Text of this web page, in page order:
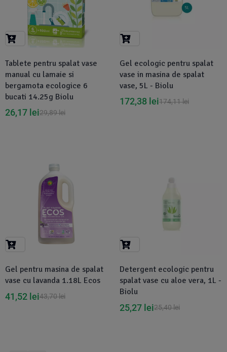
Tablete pentru spalat vase
manual cu lamaie si
bergamota ecologice 6
bucati 14.25g Biolu
29,89lei
26,17 lei
Gel ecologic pentru spalat
vase in masina de spalat
vase, 5L - Biolu
174,11lei
172,38 lei
Gel pentru masina de spalat
vase cu lavanda 1.18L Ecos
43,70lei
41,52 lei
Detergent ecologic pentru
spalat vase cu aloe vera, 1L -
Biolu
25,40lei
25,27 lei